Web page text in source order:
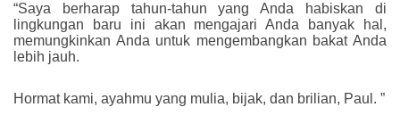
“Saya berharap tahun-tahun yang Anda habiskan di
lingkungan baru ini akan mengajari Anda banyak hal,
memungkinkan Anda untuk mengembangkan bakat Anda
lebih jauh.
Hormat kami, ayahmu yang mulia, bijak, dan brilian, Paul. ”